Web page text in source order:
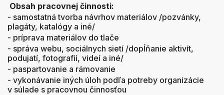
Obsah pracovnej činnosti:
- samostatná tvorba návrhov materiálov /pozvánky,
plagáty, katalógy a iné/
- príprava materiálov do tlače
- správa webu, sociálnych sietí /dopĺňanie aktivít,
podujatí, fotografií, videí a iné/
- paspartovanie a rámovanie
- vykonávanie iných úloh podľa potreby organizácie
v súlade s pracovnou činnosťou